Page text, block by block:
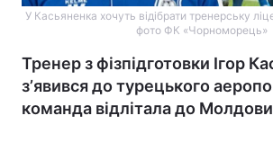
У Касьяненка хочуть відібрати тренерську
фото ФК «Чорноморець»
Тренер з фізпідготовки Ігор
зʼявився до турецького
команда відлітала до